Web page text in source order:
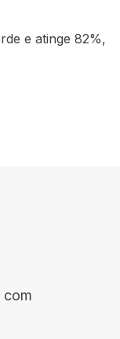
e atinge 82%,
com